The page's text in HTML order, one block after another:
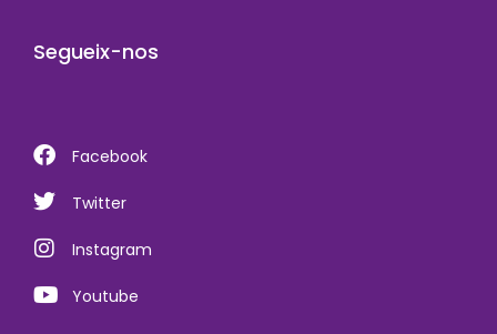
Segueix-nos
Facebook
Twitter
Instagram
Youtube